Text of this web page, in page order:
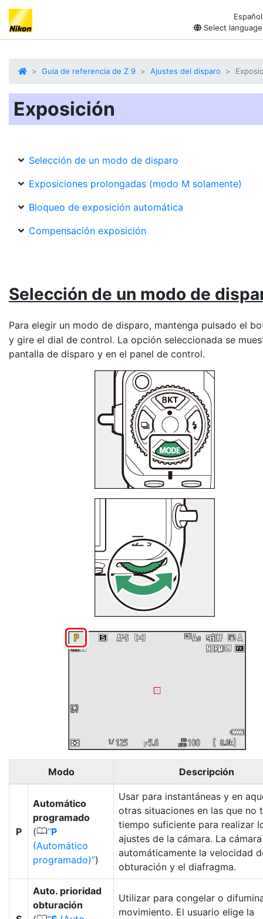
Español
Select language
Guia de referencia de Z 9 Ajustes del disparo
Exposición
Selección de un modo de disparo
Exposiciones prolongadas (modo M solamente)
Bloqueo de exposición automática
Compensación exposición
Selección de un modo de
Para elegir un modo de disparo, mantenga pulsado el
y gire el dial de control. La opción seleccionada se
pantalla de disparo y en el panel de control.
Modo Descripción
P
Automático
programado
(0 P
(Automático
programado) )
Usar para instantáneas y en
otras situaciones en las que no
tiempo suficiente para realizar
ajustes de la cámara. La
automáticamente la velocidad
obturación y el diafragma.
Auto. prioridad
obturación
Utilizar para congelar o
movimiento. El usuario elige la